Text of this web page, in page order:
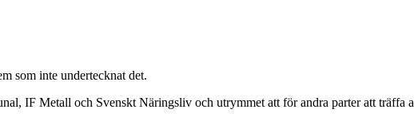
som inte undertecknat det.
IF Metall och Svenskt Näringsliv och utrymmet att för andra parter att träffa